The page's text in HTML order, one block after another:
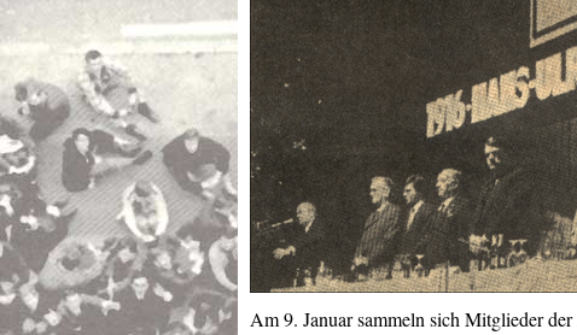
Am 9. Januar sammeln sich Mitglieder der